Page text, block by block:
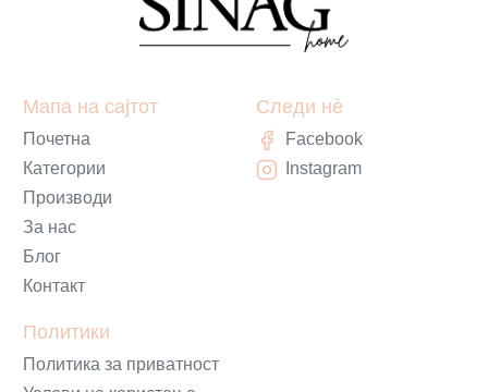
Мапа на сајтот
Почетна
Категории
Производи
За нас
Блог
Контакт
Политики
Политика за приватност
Следи нè
Facebook
Instagram